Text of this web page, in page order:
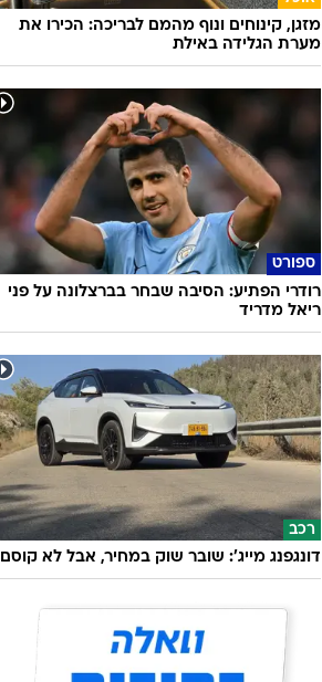
מזגן, קינוחים ונוף מהמם לבריכה: הכירו את
מערת הגלידה באילת
ספורט
רודרי הפתיע: הסיבה שבחר בברצלונה על פני
ריאל מדריד
רכב
דונגפנג מייג': שובר שוק במחיר, אבל לא קוסם